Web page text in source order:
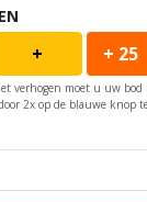
+ + 25
verhogen moet u uw bod
2x op de blauwe knop